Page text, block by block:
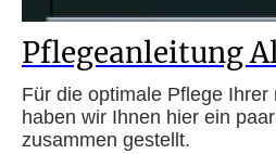
Pflegeanleitung
Für die optimale Pflege
haben wir Ihnen hier ein
zusammen gestellt.